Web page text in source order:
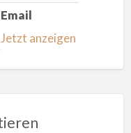
Email
Jetzt anzeigen